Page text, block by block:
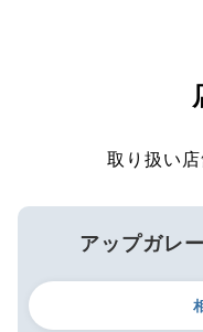
取り扱い店
アップガレ